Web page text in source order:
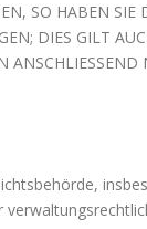
SO HABEN SIE
DIES GILT